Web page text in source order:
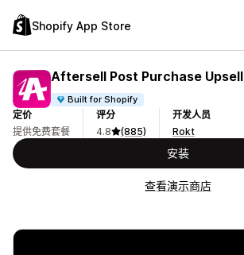
Shopify App Store
Aftersell Post Purchase Upsell
Built for Shopify
定价
提供免费套餐
评分
4.8
(885)
开发人员
Rokt
安装
查看演示商店